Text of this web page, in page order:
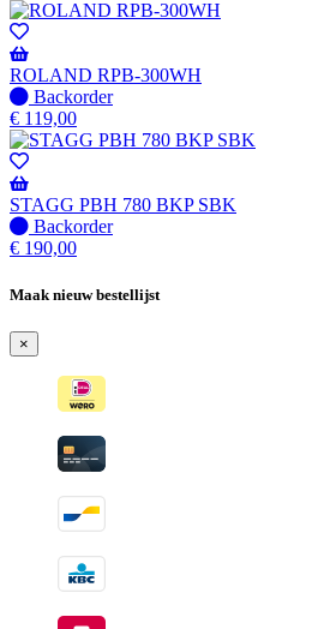
ROLAND RPB-300WH
Niet
op
voorraad
-
Wordt
verzonden
wanneer
beschikbaar
Backorder
€ 119,00
STAGG PBH 780 BKP SBK
Niet
op
-
verzonden
wanneer
beschikbaar
Backorder
€ 190,00
Maak nieuw bestellijst
×